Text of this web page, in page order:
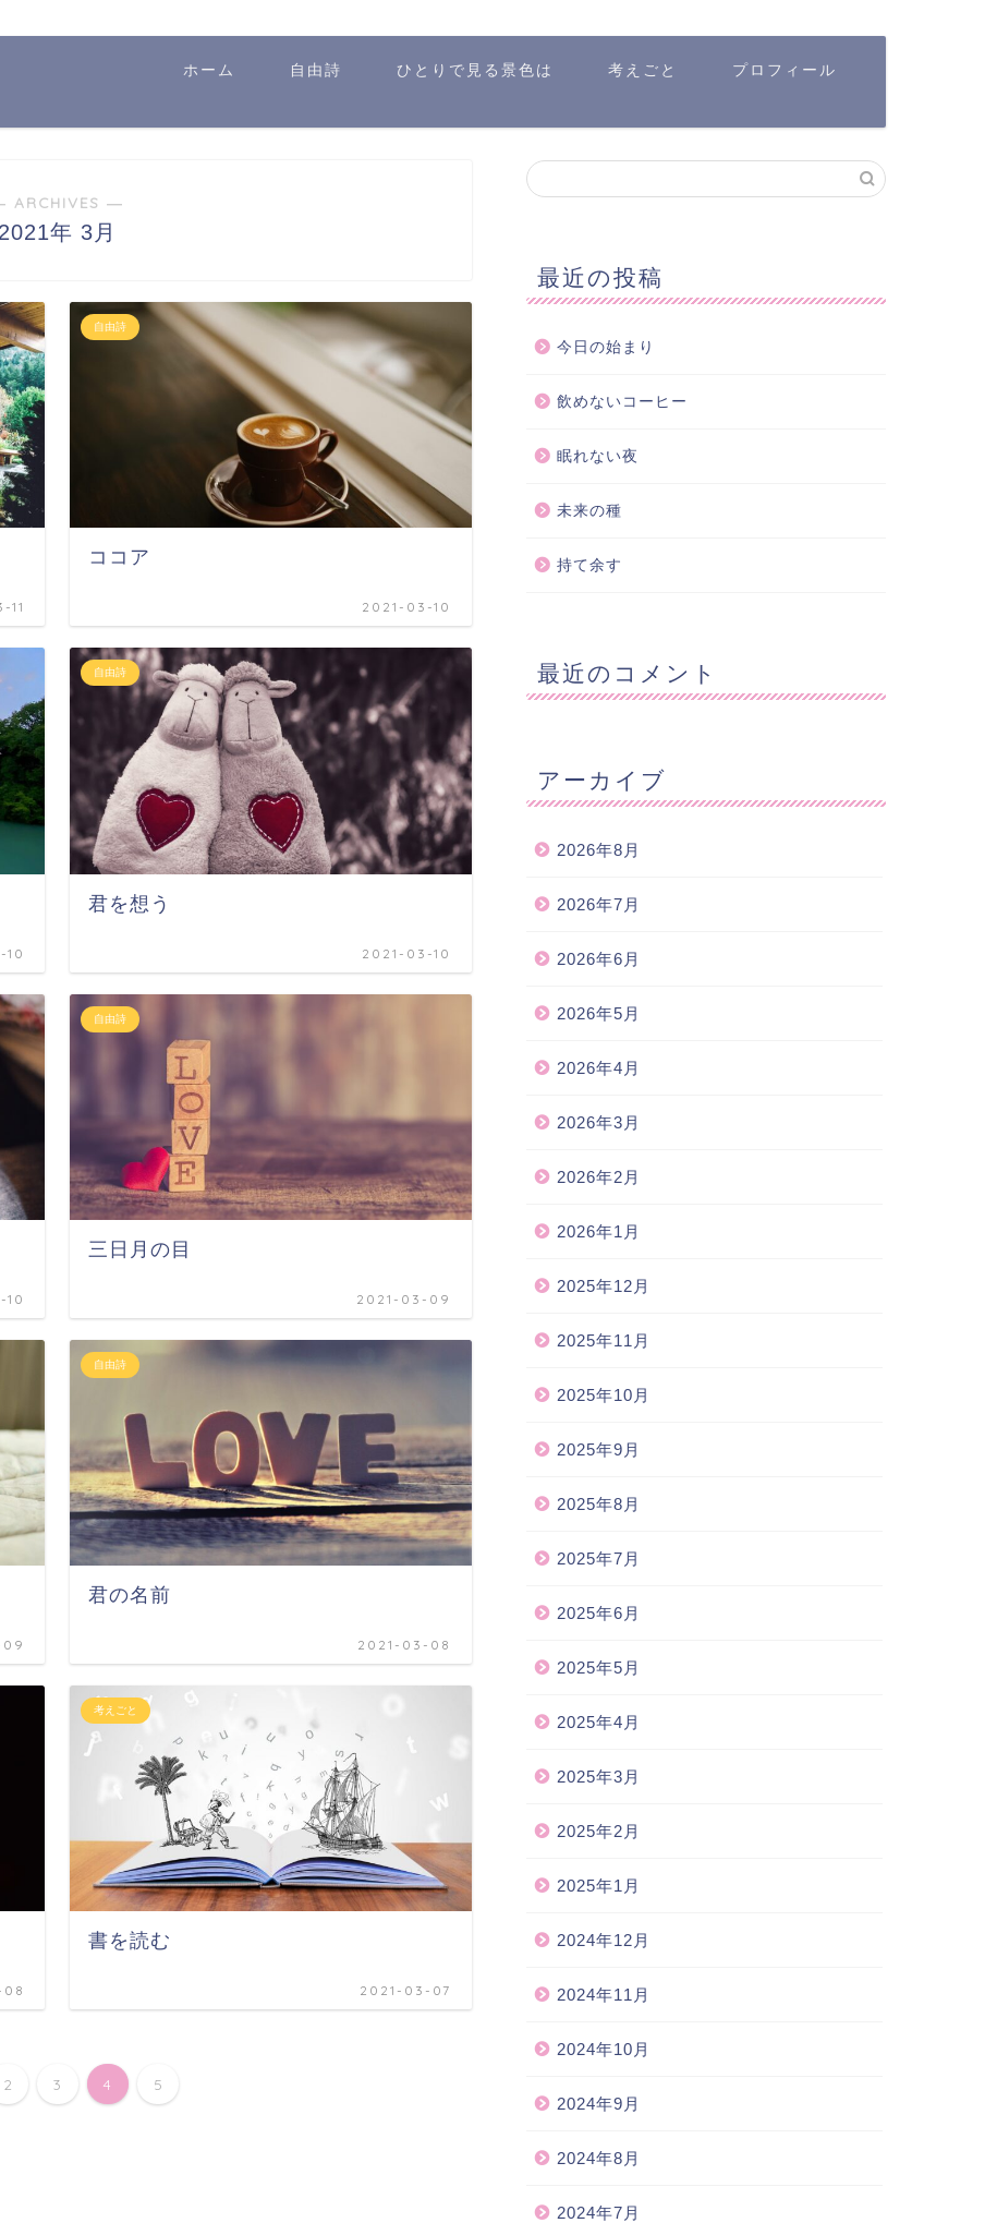
ホーム 自由詩 ひとりで見る景色は 考えごと プロフィール
ARCHIVES ―
2021年 3月
11
自由詩
ココア
2021-03-10
10
自由詩
君を想う
2021-03-10
10
自由詩
三日月の目
2021-03-09
自由詩
君の名前
2021-03-08
考えごと
書を読む
2021-03-07
2 3 4 5
最近の投稿
今日の始まり
飲めないコーヒー
眠れない夜
未来の種
持て余す
最近のコメント
アーカイブ
2026年8月
2026年7月
2026年6月
2026年5月
2026年4月
2026年3月
2026年2月
2026年1月
2025年12月
2025年11月
2025年10月
2025年9月
2025年8月
2025年7月
2025年6月
2025年5月
2025年4月
2025年3月
2025年2月
2025年1月
2024年12月
2024年11月
2024年10月
2024年9月
2024年8月
2024年7月